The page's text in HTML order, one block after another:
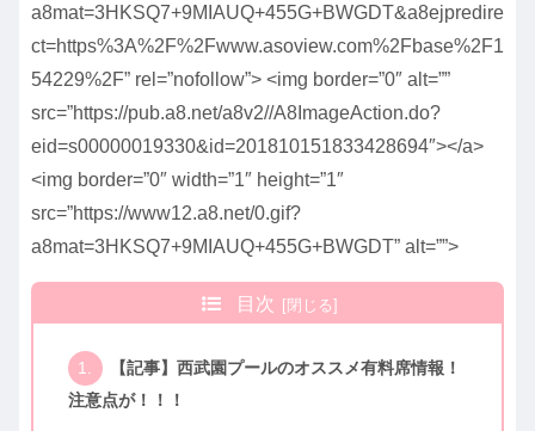
a8mat=3HKSQ7+9MIAUQ+455G+BWGDT&a8ejpredire
ct=https%3A%2F%2Fwww.asoview.com%2Fbase%2F1
54229%2F” rel=”nofollow”> <img border=”0″ alt=””
src=”https://pub.a8.net/a8v2//A8ImageAction.do?
eid=s00000019330&id=201810151833428694″></a>
<img border=”0″ width=”1″ height=”1″
src=”https://www12.a8.net/0.gif?
a8mat=3HKSQ7+9MIAUQ+455G+BWGDT” alt=””>
目次
【記事】西武園プールのオススメ有料席情報！
注意点が！！！